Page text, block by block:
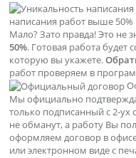
написания работ выше 50%
Мало? Зато правда! Это не
50%. Готовая работа будет
которую вы укажете.
работ проверяем в
Мы официально
только подписанный с 2-ух
не обманут, а работу Вы
оформляем договор в
или электронном виде с